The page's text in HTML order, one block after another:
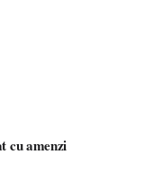
cu amenzi